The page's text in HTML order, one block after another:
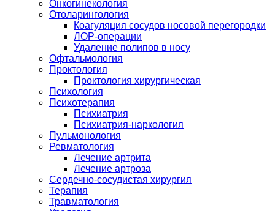
Онкогинекология
Отоларингология
Коагуляция сосудов носовой перегородки
ЛОР-операции
Удаление полипов в носу
Офтальмология
Проктология
Проктология хирургическая
Психология
Психотерапия
Психиатрия
Психиатрия-наркология
Пульмонология
Ревматология
Лечение артрита
Лечение артроза
Сердечно-сосудистая хирургия
Терапия
Травматология